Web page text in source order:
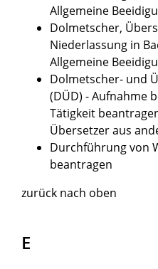
Allgemeine
Dolmetscher,
Niederlassung in
Allgemeine
Dolmetscher- und
(DÜD) - Aufnahme
Tätigkeit
Übersetzer aus
Durchführung von
beantragen
zurück nach oben
E